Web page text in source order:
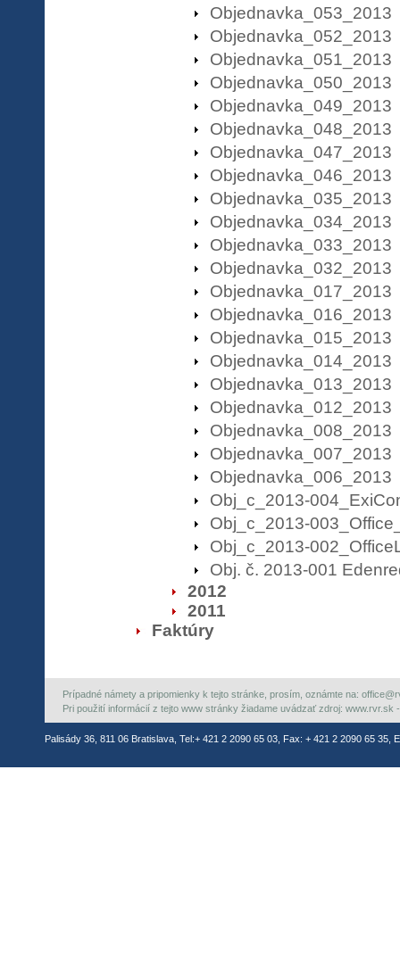
Objednavka_053_2013
Objednavka_052_2013
Objednavka_051_2013
Objednavka_050_2013
Objednavka_049_2013
Objednavka_048_2013
Objednavka_047_2013
Objednavka_046_2013
Objednavka_035_2013
Objednavka_034_2013
Objednavka_033_2013
Objednavka_032_2013
Objednavka_017_2013
Objednavka_016_2013
Objednavka_015_2013
Objednavka_014_2013
Objednavka_013_2013
Objednavka_012_2013
Objednavka_008_2013
Objednavka_007_2013
Objednavka_006_2013
Obj_c_2013-
Obj_c_2013-
Obj_c_2013-
Obj. č. 2013-001
2012
2011
Faktúry
Prípadné námety a pripomienky k tejto stránke, prosím, oznámte na:
Pri použití informácií z tejto www stránky žiadame uvádzať zdroj: www.rvr.sk
Palisády 36, 811 06 Bratislava, Tel:+ 421 2 2090 65 03, Fax: + 421 2 2090 65 35,